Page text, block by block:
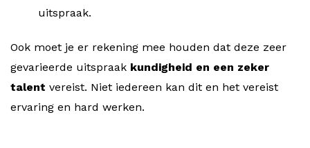
uitspraak.
Ook moet je er rekening mee houden dat deze zeer
gevarieerde uitspraak kundigheid en een zeker
talent vereist. Niet iedereen kan dit en het vereist
ervaring en hard werken.